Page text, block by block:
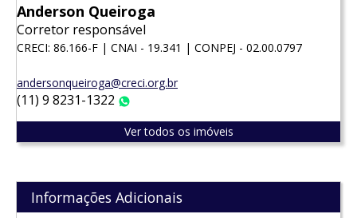
Anderson Queiroga
Corretor responsável
CRECI: 86.166-F | CNAI - 19.341 | CONPEJ - 02.00.0797
andersonqueiroga@creci.org.br
(11) 9 8231-1322
Ver todos os imóveis
Informações Adicionais